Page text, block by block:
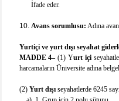
İfade eder.
Avans sorumlusu: Adına
Yurtiçi ve yurt dışı seyahat
MADDE 4–(1) Yurt içi
harcamaların Üniversite adına
(2)Yurt dışıseyahatlerde 6245